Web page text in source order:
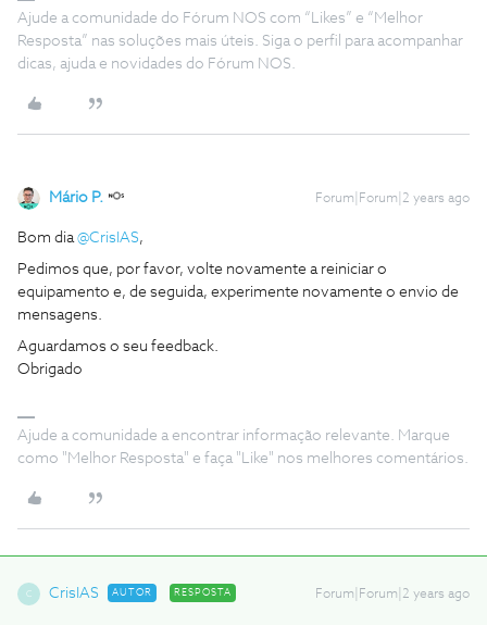
Ajude a comunidade do Fórum NOS com “Likes” e “Melhor
Resposta” nas soluções mais úteis. Siga o perfil para acompanhar
dicas, ajuda e novidades do Fórum NOS.
Mário P. Forum|Forum|2 years ago
Bom dia@CrisIAS,
Pedimos que, por favor, volte novamente a reiniciar o
equipamento e, de seguida, experimente novamente o envio de
mensagens.
Aguardamos o seu feedback.
Obrigado
Ajude a comunidade a encontrar informação relevante. Marque
como "Melhor Resposta" e faça "Like" nos melhores comentários.
C CrisIAS AUTOR RESPOSTA Forum|Forum|2 years ago